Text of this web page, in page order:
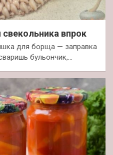
впрок
для борща — заправка
бульончик,…